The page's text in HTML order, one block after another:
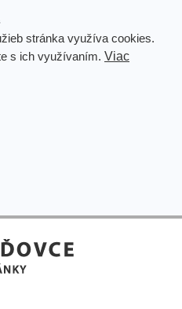
stránka využíva cookies.
s ich využívaním. Viac